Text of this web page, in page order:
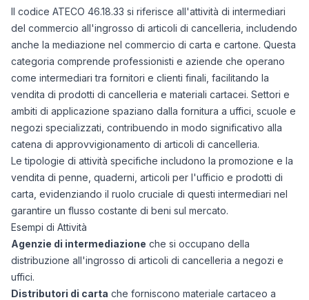
Il codice ATECO 46.18.33 si riferisce all'attività di intermediari
del commercio all'ingrosso di articoli di cancelleria, includendo
anche la mediazione nel commercio di carta e cartone. Questa
categoria comprende professionisti e aziende che operano
come intermediari tra fornitori e clienti finali, facilitando la
vendita di prodotti di cancelleria e materiali cartacei. Settori e
ambiti di applicazione spaziano dalla fornitura a uffici, scuole e
negozi specializzati, contribuendo in modo significativo alla
catena di approvvigionamento di articoli di cancelleria.
Le tipologie di attività specifiche includono la promozione e la
vendita di penne, quaderni, articoli per l'ufficio e prodotti di
carta, evidenziando il ruolo cruciale di questi intermediari nel
garantire un flusso costante di beni sul mercato.
Esempi di Attività
Agenzie di intermediazione che si occupano della
distribuzione all'ingrosso di articoli di cancelleria a negozi e
uffici.
Distributori di carta che forniscono materiale cartaceo a